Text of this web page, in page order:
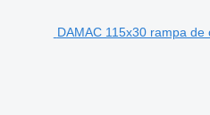
DAMAC 115x30 rampa